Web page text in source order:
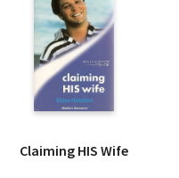
Claiming HIS Wife